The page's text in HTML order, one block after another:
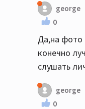
george
0
Да,на фото
конечно
слушать
george
0